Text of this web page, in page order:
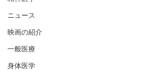
ニュース
映画の紹介
一般医療
身体医学